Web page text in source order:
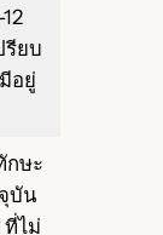
รียบ
อยู่
กษะ
บัน
ที่ไม่